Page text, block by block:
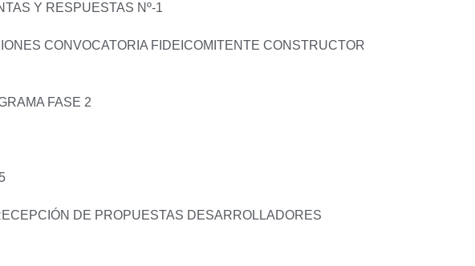
Y RESPUESTAS Nº-1
CONVOCATORIA FIDEICOMITENTE CONSTRUCTOR
FASE 2
DE PROPUESTAS DESARROLLADORES